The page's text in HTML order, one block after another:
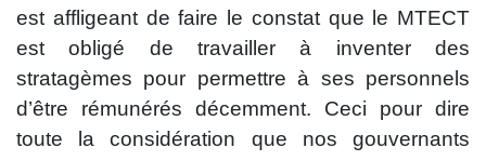
est affligeant de faire le constat que le MTECT
est obligé de travailler à inventer des
stratagèmes pour permettre à ses personnels
d’être rémunérés décemment. Ceci pour dire
toute la considération que nos gouvernants